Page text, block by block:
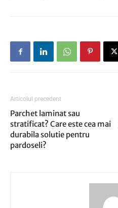
Articolul precedent
Parchet laminat sau
stratificat? Care este cea mai
durabila solutie pentru
pardoseli?